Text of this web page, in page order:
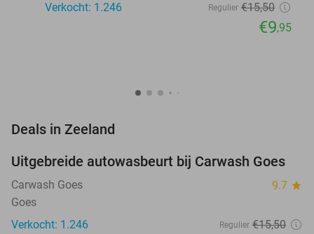
Verkocht: 1.246
Regulier €15,50
€9,95
Deals in Zeeland
36%
Uitgebreide autowasbeurt bij Carwash Goes
Carwash Goes 9.7 star
Goes
Verkocht: 1.246
Regulier €15,50